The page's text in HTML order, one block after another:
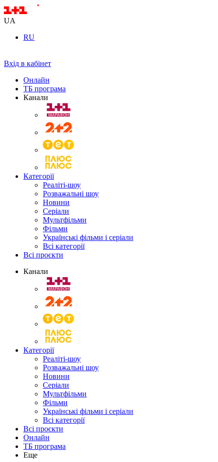
UA
RU
Вхід в кабінет
Онлайн
ТБ програма
Канали
Категорії
Реаліті-шоу
Розважальні шоу
Новини
Серіали
Мультфільми
Фільми
Українські фільми і серіали
Всі категорії
Всі проєкти
Канали
Категорії
Реаліті-шоу
Розважальні шоу
Новини
Серіали
Мультфільми
Фільми
Українські фільми і серіали
Всі категорії
Всі проєкти
Онлайн
ТБ програма
Еще